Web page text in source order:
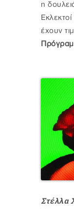
η
έχουν
Στέλλα